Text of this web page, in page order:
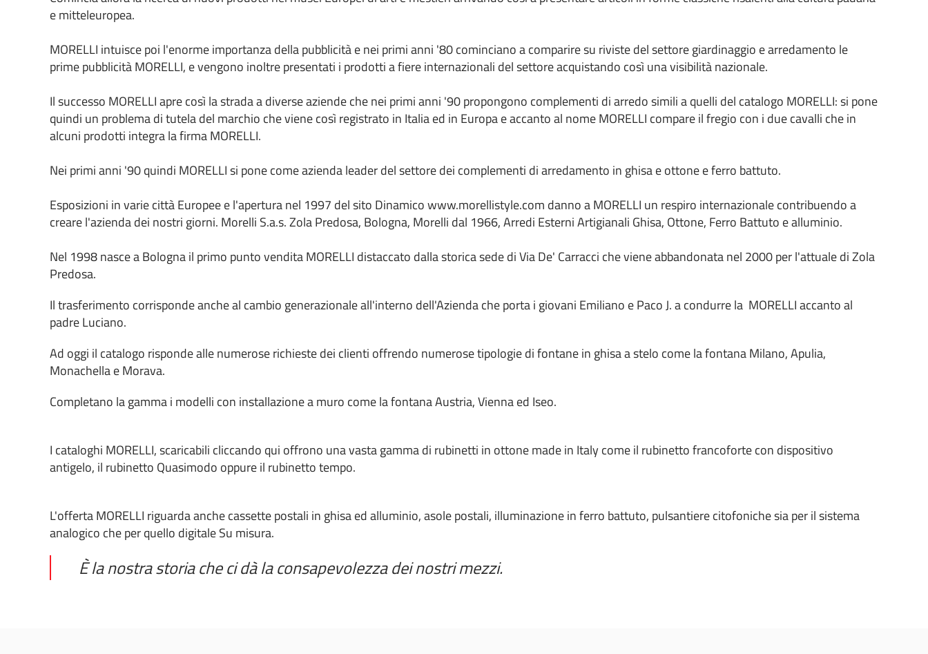
e mitteleuropea.
MORELLI intuisce poi l'enorme importanza della pubblicità e nei primi anni '80 cominciano a comparire su riviste del settore giardinaggio e arredamento le
prime pubblicità MORELLI, e vengono inoltre presentati i prodotti a fiere internazionali del settore acquistando così una visibilità nazionale.
Il successo MORELLI apre così la strada a diverse aziende che nei primi anni '90 propongono complementi di arredo simili a quelli del catalogo MORELLI: si pone
quindi un problema di tutela del marchio che viene così registrato in Italia ed in Europa e accanto al nome MORELLI compare il fregio con i due cavalli che in
alcuni prodotti integra la firma MORELLI.
Nei primi anni '90 quindi MORELLI si pone come azienda leader del settore dei complementi di arredamento in ghisa e ottone e ferro battuto.
Esposizioni in varie città Europee e l'apertura nel 1997 del sito Dinamico www.morellistyle.com danno a MORELLI un respiro internazionale contribuendo a
creare l'azienda dei nostri giorni. Morelli S.a.s. Zola Predosa, Bologna, Morelli dal 1966, Arredi Esterni Artigianali Ghisa, Ottone, Ferro Battuto e alluminio.
Nel 1998 nasce a Bologna il primo punto vendita MORELLI distaccato dalla storica sede di Via De' Carracci che viene abbandonata nel 2000 per l'attuale di Zola
Predosa.
Il trasferimento corrisponde anche al cambio generazionale all'interno dell'Azienda che porta i giovani Emiliano e Paco J. a condurre la MORELLI accanto al
padre Luciano.
Ad oggi il catalogo risponde alle numerose richieste dei clienti offrendo numerose tipologie di fontane in ghisa a stelo come la fontana Milano, Apulia,
Monachella e Morava.
Completano la gamma i modelli con installazione a muro come la fontana Austria, Vienna ed Iseo.
I cataloghi MORELLI, scaricabili cliccando qui offrono una vasta gamma di rubinetti in ottone made in Italy come il rubinetto francoforte con dispositivo
antigelo, il rubinetto Quasimodo oppure il rubinetto tempo.
L'offerta MORELLI riguarda anche cassette postali in ghisa ed alluminio, asole postali, illuminazione in ferro battuto, pulsantiere citofoniche sia per il sistema
analogico che per quello digitale Su misura.
È la nostra storia che ci dà la consapevolezza dei nostri mezzi.